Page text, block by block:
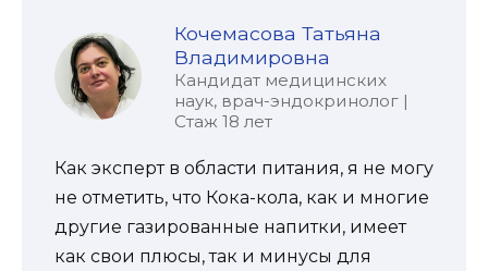
Кочемасова Татьяна
Владимировна
Кандидат медицинских
наук, врач-эндокринолог |
Стаж 18 лет
Как эксперт в области питания, я не могу
не отметить, что Кока-кола, как и многие
другие газированные напитки, имеет
как свои плюсы, так и минусы для